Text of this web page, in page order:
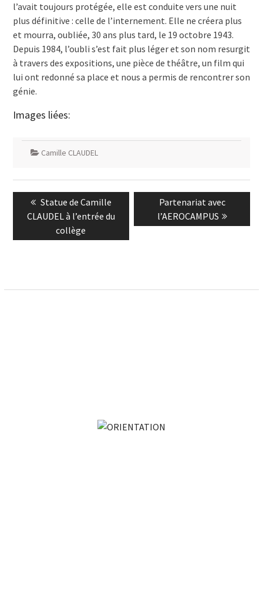
l’avait toujours protégée, elle est conduite vers une nuit
plus définitive : celle de l’internement. Elle ne créera plus
et mourra, oubliée, 30 ans plus tard, le 19 octobre 1943.
Depuis 1984, l’oubli s’est fait plus léger et son nom resurgit
à travers des expositions, une pièce de théâtre, un film qui
lui ont redonné sa place et nous a permis de rencontrer son
génie.
Images liées:
Camille CLAUDEL
Navigation
l’article
Previous
post:
Statue de Camille
CLAUDEL à l’entrée du
collège
Next
post:
Partenariat avec
l’AEROCAMPUS